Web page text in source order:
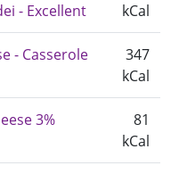
- Excellent
kCal
- Casserole
347
kCal
3%
81
kCal